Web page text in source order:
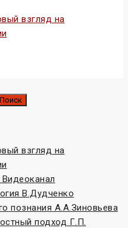
взгляд на
взгляд на
В.Дудченко
познания А.А.Зиновьева
подход Г.П.